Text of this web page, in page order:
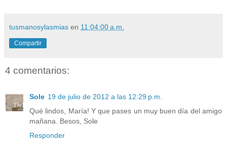
tusmanosylasmias en 11:04:00 a.m.
Compartir
4 comentarios:
Sole 19 de julio de 2012 a las 12:29 p.m.
Qué lindos, María! Y que pases un muy buen día del amigo
mañana. Besos, Sole
Responder